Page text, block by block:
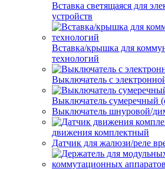
Вставка светящаяся для
устройств
Вставка/крышка для
технологий
Выключатель с
Выключатель сумеречный
Выключатель шнуровой/
движения комплектный
Датчик для жалюзи/реле